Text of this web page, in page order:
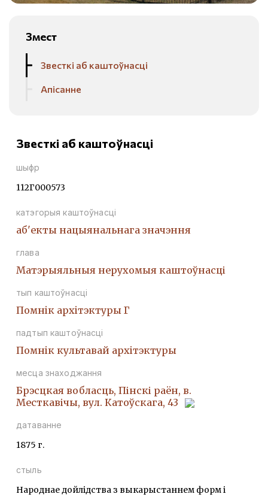
Змест
Звесткі аб каштоўнасці
Апісанне
Звесткі аб каштоўнасці
шыфр
112Г000573
катэгорыя каштоўнасці
аб'екты нацыянальнага значэння
глава
Матэрыяльныя нерухомыя каштоўнасці
тып каштоўнасці
Помнiк архiтэктуры Г
падтып каштоўнасці
Помнiк культавай архiтэктуры
месца знаходжання
Брэсцкая вобласць, Пінскі раён, в.
Месткавічы, вул. Катоўскага, 43
датаванне
1875 г.
стыль
Народнае дойлідства з выкарыстаннем форм і